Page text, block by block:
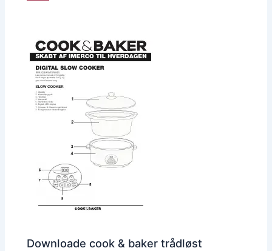
Downloade cook & baker trådløst